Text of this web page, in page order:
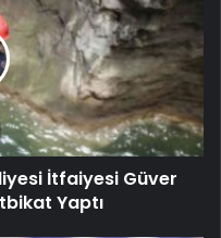
İtfaiyesi Güver
Yaptı